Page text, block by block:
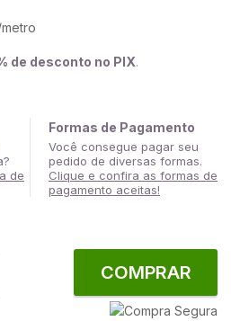
de desconto no PIX.
de
Formas de Pagamento
Você consegue pagar seu
pedido de diversas formas.
Clique e confira as formas de
pagamento aceitas!
COMPRAR